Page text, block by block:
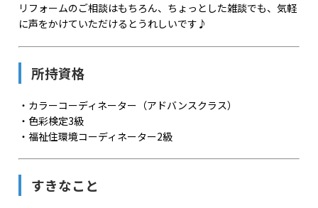
リフォームのご相談はもちろん、ちょっとした雑談でも、気軽
に声をかけていただけるとうれしいです♪
所持資格
・カラーコーディネーター（アドバンスクラス）
・色彩検定3級
・福祉住環境コーディネーター2級
すきなこと